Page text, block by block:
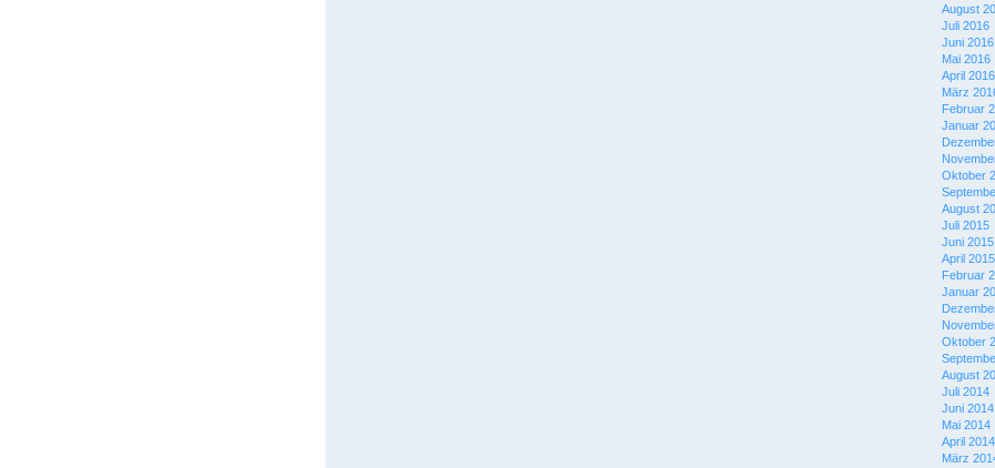
August
Juli 2016
Juni 2016
Mai 2016
April 2016
März
Februar
Januar
Oktober
August
Juli 2015
Juni 2015
April 2015
Februar
Januar
Oktober
August
Juli 2014
Juni 2014
Mai 2014
April 2014
März